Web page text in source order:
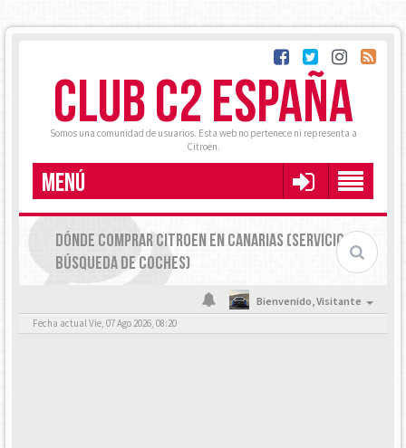
CLUB C2 ESPAÑA
Somos una comunidad de usuarios. Esta web no pertenece ni representa a
Citroën.
MENÚ
DÓNDE COMPRAR CITROEN EN CANARIAS (SERVICIO DE
BÚSQUEDA DE COCHES)
Bienvenido,Visitante
Fecha actual Vie, 07 Ago 2026, 08:20